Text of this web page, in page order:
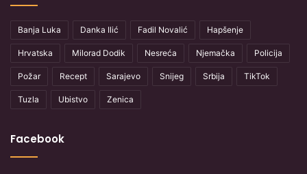
Banja Luka Danka Ilić Fadil Novalić Hapšenje
Hrvatska Milorad Dodik Nesreća Njemačka Policija
Požar Recept Sarajevo Snijeg Srbija TikTok
Tuzla Ubistvo Zenica
Facebook